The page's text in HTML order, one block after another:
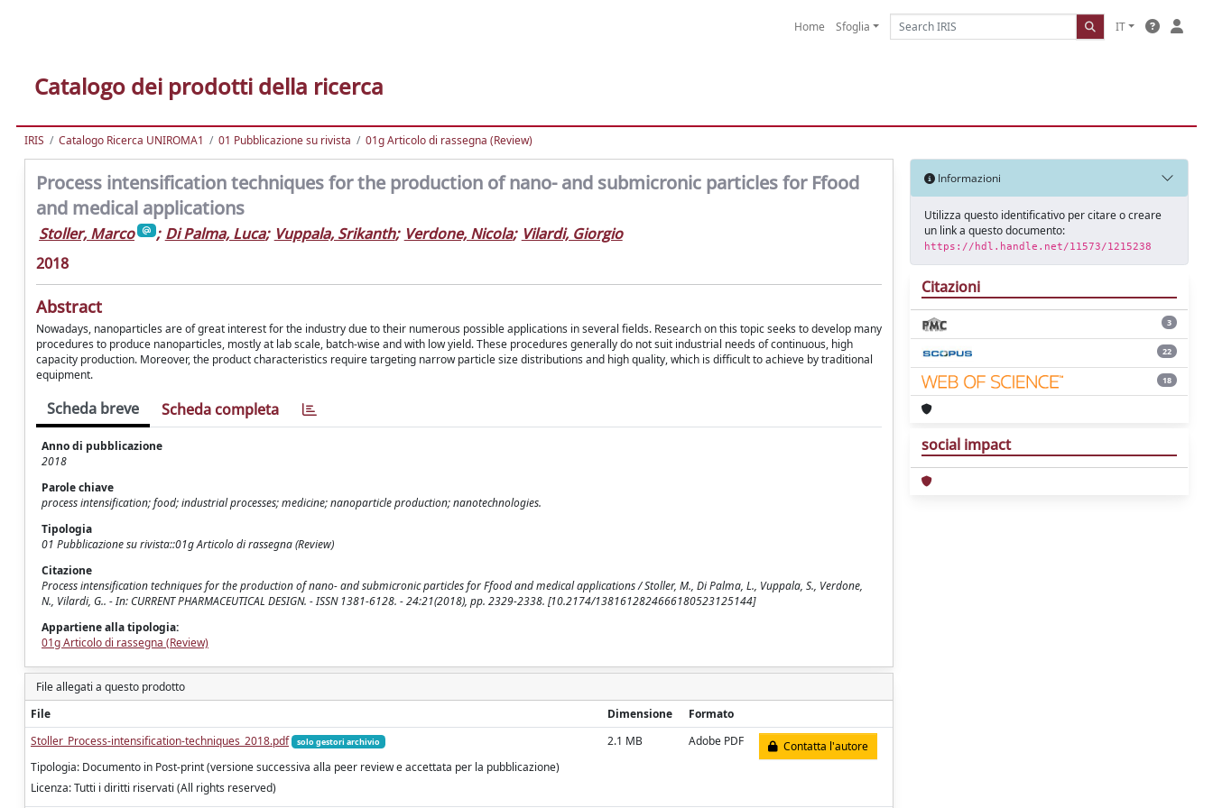
Home Sfoglia IT
Catalogo dei prodotti della ricerca
IRIS Catalogo Ricerca UNIROMA1 01 Pubblicazione su rivista 01g Articolo di rassegna (Review)
Process intensification techniques for the production of nano- and submicronic particles for Ffood
and medical applications
Stoller, Marco ; Di Palma, Luca; Vuppala, Srikanth; Verdone, Nicola; Vilardi, Giorgio
2018
Abstract
Nowadays, nanoparticles are of great interest for the industry due to their numerous possible applications in several fields. Research on this topic seeks to develop many
procedures to produce nanoparticles, mostly at lab scale, batch-wise and with low yield. These procedures generally do not suit industrial needs of continuous, high
capacity production. Moreover, the product characteristics require targeting narrow particle size distributions and high quality, which is difficult to achieve by traditional
equipment.
Scheda breve Scheda completa
Anno di pubblicazione
2018
Parole chiave
process intensification; food; industrial processes; medicine; nanoparticle production; nanotechnologies.
Tipologia
01 Pubblicazione su rivista::01g Articolo di rassegna (Review)
Citazione
Process intensification techniques for the production of nano- and submicronic particles for Ffood and medical applications / Stoller, M., Di Palma, L., Vuppala, S., Verdone,
N., Vilardi, G.. - In: CURRENT PHARMACEUTICAL DESIGN. - ISSN 1381-6128. - 24:21(2018), pp. 2329-2338. [10.2174/1381612824666180523125144]
Appartiene alla tipologia:
01g Articolo di rassegna (Review)
File allegati a questo prodotto
File
Dimensione
Formato
Stoller_Process-intensification-techniques_2018.pdf
solo gestori archivio
Tipologia: Documento in Post-print (versione successiva alla peer review e accettata per la pubblicazione)
Licenza: Tutti i diritti riservati (All rights reserved)
2.1 MB Adobe PDF Contatta l'autore
Informazioni
Utilizza questo identificativo per citare o creare
un link a questo documento:
https://hdl.handle.net/11573/1215238
Citazioni
3
22
18
social impact